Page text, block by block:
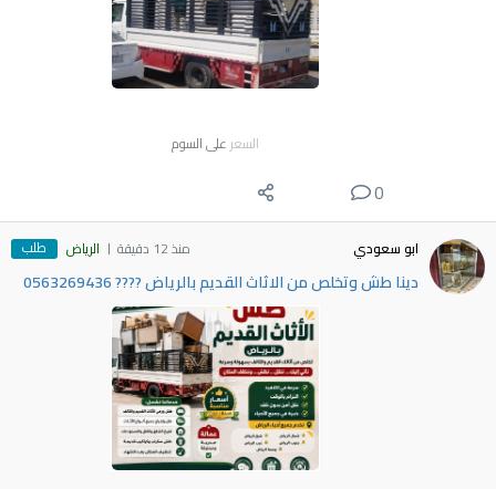
السعر على السوم
0
ابو سعودي منذ 12 دقيقة الرياض طلب
دينا طش وتخلص من الاثاث القديم بالرياض ???? 0563269436